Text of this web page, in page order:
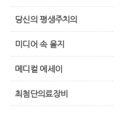
당신의 평생주치의
미디어 속 을지
메디컬 에세이
최첨단의료장비